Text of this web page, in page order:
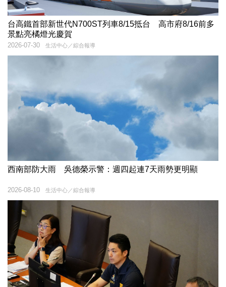
台高鐵首部新世代N700ST列車8/15抵台 高市府8/16前多
景點亮橘燈光慶賀
生活中心／綜合報導
2026-07-30
西南部防大雨 吳德榮示警：週四起連7天雨勢更明顯
生活中心／綜合報導
2026-08-10